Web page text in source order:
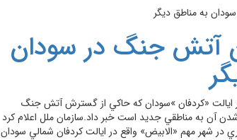
آتش جنگ در سودان
ايالت «کردفان »سودان که حاکي از گسترش آتش جنگ
آن به مناطقي جديد است خبر داد.سازمان ملل اعلام کرد
در شهر مهم «الابيض» واقع در ايالت کردفان شمالي سودان